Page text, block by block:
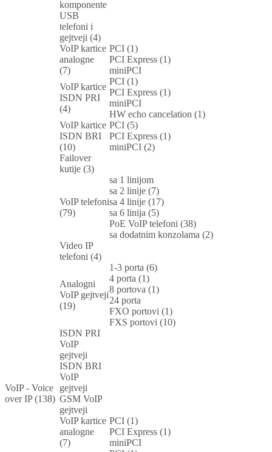
komponente
USB
telefoni i
gejtveji (4)
VoIP kartice
analogne
(7)
PCI (1)
PCI Express (1)
miniPCI
VoIP kartice
ISDN PRI
(4)
PCI (1)
PCI Express (1)
miniPCI
HW echo cancelation (1)
VoIP kartice
ISDN BRI
(10)
PCI (5)
PCI Express (1)
miniPCI (2)
Failover
kutije (3)
VoIP - Voice
over IP (138)
VoIP telefoni
(79)
sa 1 linijom
sa 2 linije (7)
sa 4 linije (17)
sa 6 linija (5)
PoE VoIP telefoni (38)
sa dodatnim konzolama (2)
Video IP
telefoni (4)
Analogni
VoIP gejtveji
(19)
1-3 porta (6)
4 porta (1)
8 portova (1)
24 porta
FXO portovi (1)
FXS portovi (10)
ISDN PRI
VoIP
gejtveji
ISDN BRI
VoIP
gejtveji
GSM VoIP
gejtveji
VoIP kartice
analogne
(7)
PCI (1)
PCI Express (1)
miniPCI